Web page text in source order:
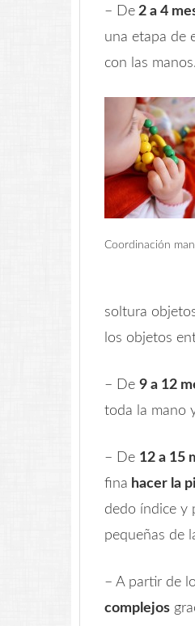
– De 2 a 4
una etapa de
con las manos.
Coordinación
soltura
los objetos
– De 9 a 12
toda la mano
– De 12 a 15
fina hacer la
dedo índice y
pequeñas de
– A partir de
complejos